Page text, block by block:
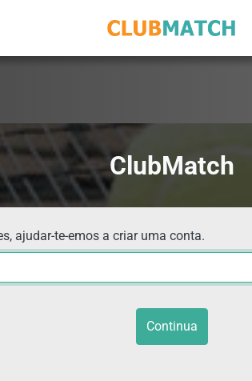
ClubMatch
ajudar-te-emos a criar uma conta.
Continua